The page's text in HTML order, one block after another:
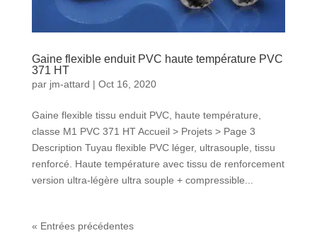
Gaine flexible enduit PVC haute température PVC
371 HT
par jm-attard | Oct 16, 2020
Gaine flexible tissu enduit PVC, haute température,
classe M1 PVC 371 HT Accueil > Projets > Page 3
Description Tuyau flexible PVC léger, ultrasouple, tissu
renforcé. Haute température avec tissu de renforcement
version ultra-légère ultra souple + compressible...
« Entrées précédentes